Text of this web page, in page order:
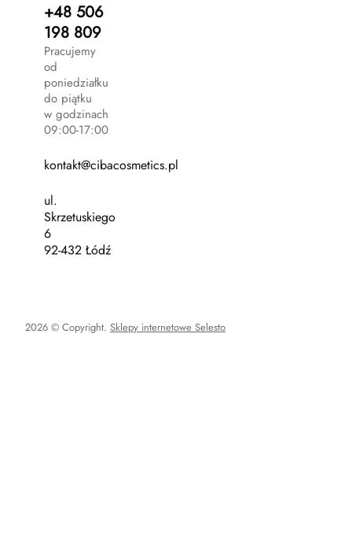
+48 506
198 809
Pracujemy
od
poniedziałku
do piątku
w godzinach
09:00-17:00
kontakt@cibacosmetics.pl
ul.
Skrzetuskiego
6
92-432 Łódź
2026 © Copyright. Sklepy internetowe Selesto